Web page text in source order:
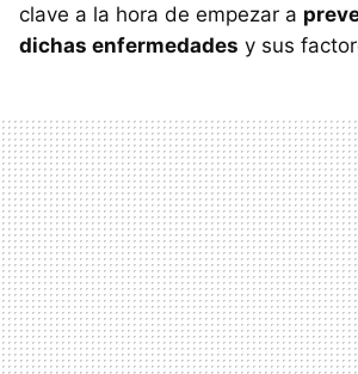
clave a la hora de empezar a
dichas enfermedades y sus